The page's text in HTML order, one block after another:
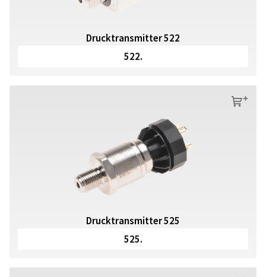
Drucktransmitter 522
522.
s
Drucktransmitter 525
525.